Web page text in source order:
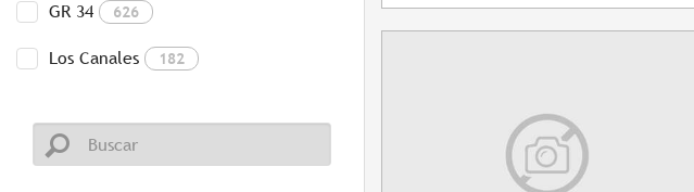
GR 34 626
Los Canales 182